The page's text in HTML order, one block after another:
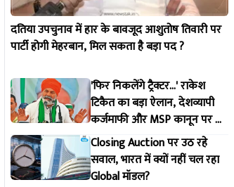
दतिया उपचुनाव में हार के बावजूद आशुतोष तिवारी पर
पार्टी होगी मेहरबान, मिल सकता है बड़ा पद ?
'फिर निकलेंगे ट्रैक्टर...' राकेश
टिकैत का बड़ा ऐलान, देशव्यापी
कर्जमाफी और MSP कानून पर दी
सरकार को चेतावनी
Closing Auction पर उठ रहे
सवाल, भारत में क्यों नहीं चल रहा
Global मॉडल?